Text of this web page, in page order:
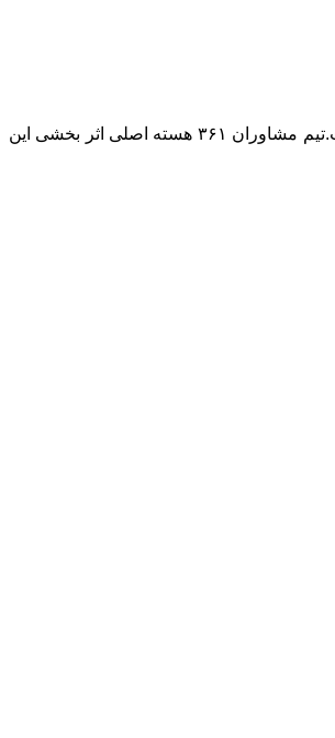
۳۶۱ تبلیغات را بر پایه تاثیر بخشی در فروش و توسعه کسب و کار بنا نهاده است. اصلی ترین هویت ما تخصص بکارگیری ابزار تبلیغات در جهت اهداف تجاری است.تیم مشاوران ۳۶۱ هسته اصلی اثر بخشی این